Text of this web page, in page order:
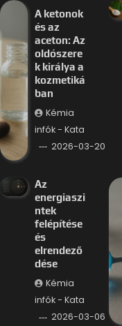
A ketonok
és az
aceton: Az
oldószere
k királya a
kozmetiká
ban
Kémia
infók - Kata
2026-03-20
Az
energiaszi
ntek
felépítése
és
elrendező
dése
Kémia
infók - Kata
2026-03-06